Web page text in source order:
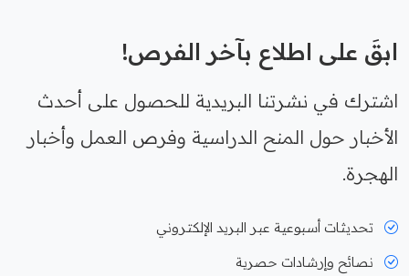
ابقَ على اطلاع بآخر الفرص!
اشترك في نشرتنا البريدية للحصول على أحدث
الأخبار حول المنح الدراسية وفرص العمل وأخبار
الهجرة.
تحديثات أسبوعية عبر البريد الإلكتروني
نصائح وإرشادات حصرية